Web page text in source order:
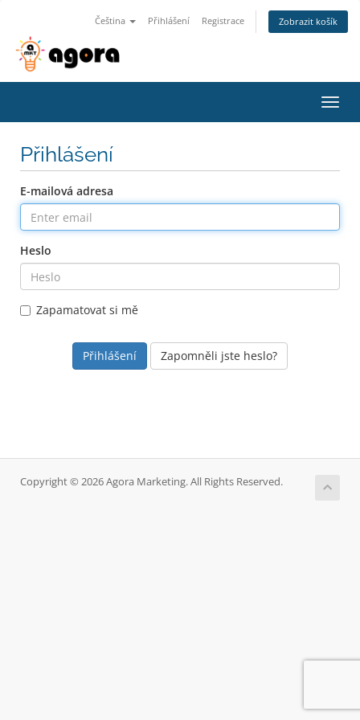
Čeština Přihlášení Registrace Zobrazit košík
Přihlášení
E-mailová adresa
Heslo
Zapamatovat si mě
Zapomněli jste heslo?
Copyright © 2026 Agora Marketing. All Rights Reserved.